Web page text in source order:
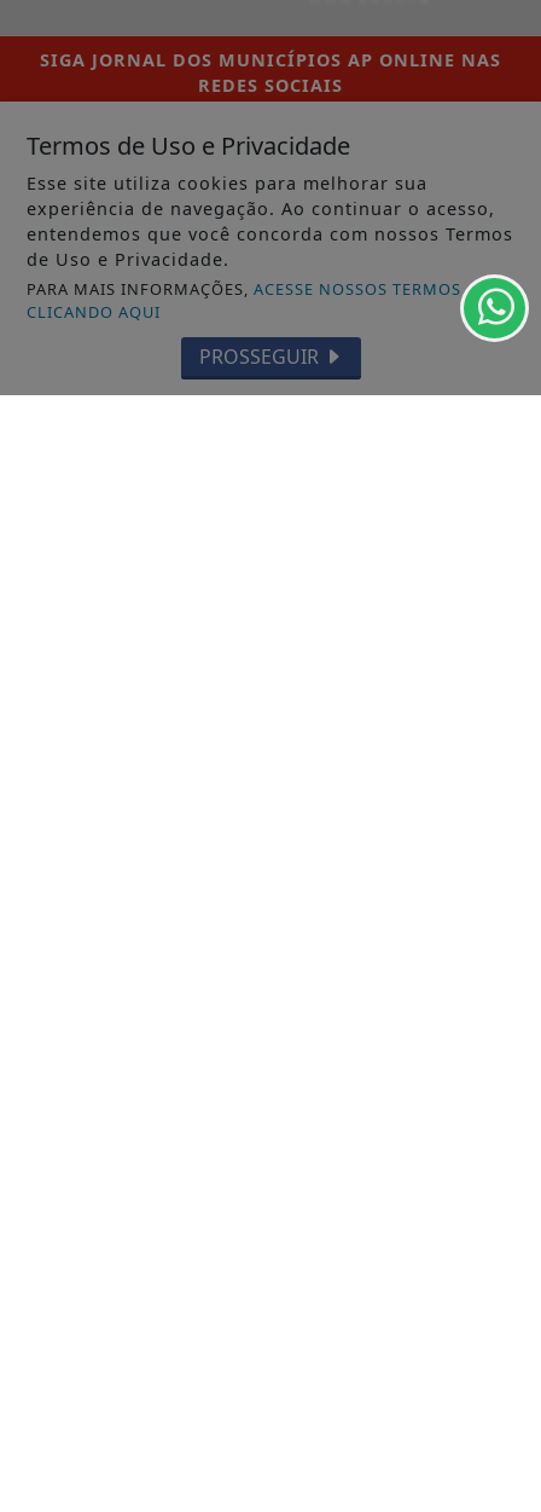
SIGA JORNAL DOS MUNICÍPIOS AP ONLINE NAS
REDES SOCIAIS
/ NOTÍCIAS
MUNICÍPIOS GERAL
MACAPÁ
LARANJAL DO JARI
Termos de Uso e Privacidade
Esse site utiliza cookies para melhorar sua
experiência de navegação. Ao continuar o acesso,
entendemos que você concorda com nossos Termos
de Uso e Privacidade.
PARA MAIS INFORMAÇÕES,ACESSE NOSSOS TERMOS
CLICANDO AQUI
PROSSEGUIR